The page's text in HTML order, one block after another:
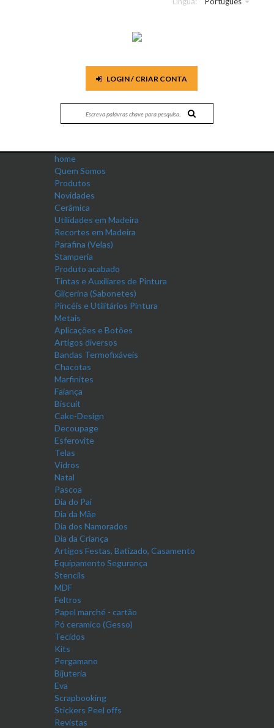
LOGIN / CRIAR CONTA
home
Quem Somos
Produtos
Novidades
Cerâmica
Utilidades em Madeira
Recortes em Madeira
Parafina (Velas)
Stamperia
Produto acabado
Tintas e Auxiliares de Pintura
Glicerina (Sabonetes)
Pincéis e Utilitários Pintura
Metais
Aplicações e Botões
Artigos diversos
Bandas Termofixáveis
Chacotas
Marfinites
Faiança
Biscuit
Cake-Design
Decoupage
Esferovite
Telas
Vidros
Natal
Pascoa
Dia do Pai
Dia da Mãe
Dia dos Namorados
Dia da Criança
Artigos Festas, Batizado, Casamento
Equipamento Segurança
Stencils
MDF
Feltros
Papel marché - cartão
Pó ceramico (Gesso)
Tecidos
Kits
Pergamano
Bijuteria
Eva
Scrapbooking
Stickers Peel offs
Revistas